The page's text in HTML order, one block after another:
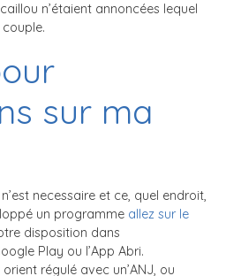
n’étaient annoncées lequel
sur ma
necessaire et ce, quel endroit,
un programme allez sur le
disposition dans
Play ou l’App Abri.
régulé avec un’ANJ, ou